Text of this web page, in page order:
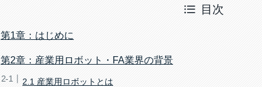
目次
第1章：はじめに
第2章：産業用ロボット・FA業界の背景
2.1 産業用ロボットとは